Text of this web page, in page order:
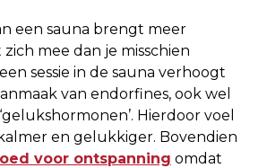
een sauna brengt meer
mee dan je misschien
sessie in de sauna verhoogt
van endorfines, ook wel
Hierdoor voel
en gelukkiger. Bovendien
voor ontspanning omdat